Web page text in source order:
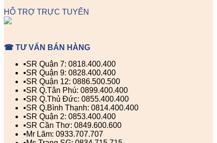
HỖ TRỢ TRỰC TUYẾN
☎ TƯ VẤN BÁN HÀNG
▪️SR Quận 7: 0818.400.400
▪️SR Quận 9: 0828.400.400
▪️SR Quận 12: 0886.500.500
▪️SR Q.Tân Phú: 0899.400.400
▪️SR Q.Thủ Đức: 0855.400.400
▪️SR Q.Bình Thạnh: 0814.400.400
▪️SR Quận 2: 0853.400.400
▪️SR Cần Thơ: 0849.600.600
▪️Mr Lãm: 0933.707.707